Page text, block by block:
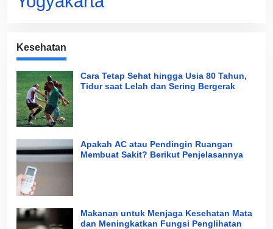
Kesehatan
Cara Tetap Sehat hingga Usia 80 Tahun,
Tidur saat Lelah dan Sering Bergerak
Apakah AC atau Pendingin Ruangan
Membuat Sakit? Berikut Penjelasannya
Makanan untuk Menjaga Kesehatan Mata
dan Meningkatkan Fungsi Penglihatan